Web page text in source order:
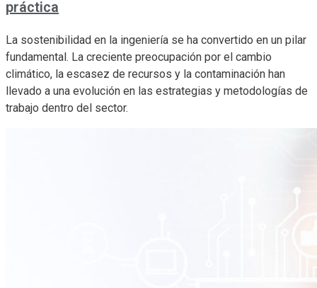
práctica
La sostenibilidad en la ingeniería se ha convertido en un pilar
fundamental. La creciente preocupación por el cambio
climático, la escasez de recursos y la contaminación han
llevado a una evolución en las estrategias y metodologías de
trabajo dentro del sector.